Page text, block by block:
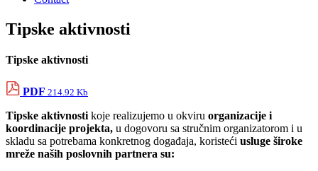
Tipske aktivnosti
Tipske aktivnosti
PDF 214.92 Kb
Tipske aktivnostikoje realizujemo u okviru organizacije i
koordinacije projekta, u dogovoru sa stručnim organizatorom i u
skladu sa potrebama konkretnog događaja, koristeći usluge široke
mreže naših poslovnih partnera su: